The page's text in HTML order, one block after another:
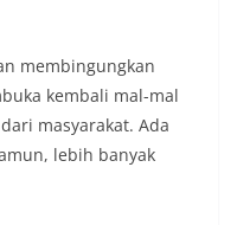
membingungkan
kembali mal-mal
masyarakat. Ada
lebih banyak